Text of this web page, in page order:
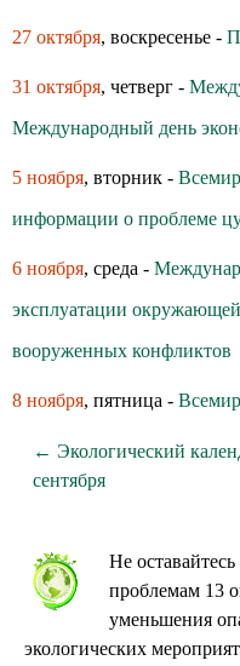
27 октября, воскресенье -
31 октября, четверг -
Международный день
5 ноября, вторник -
информации о проблеме
6 ноября, среда -
эксплуатации
вооруженных конфликтов
8 ноября, пятница -
← Экологический
сентября
Не
проблемам 13
уменьшения
экологических